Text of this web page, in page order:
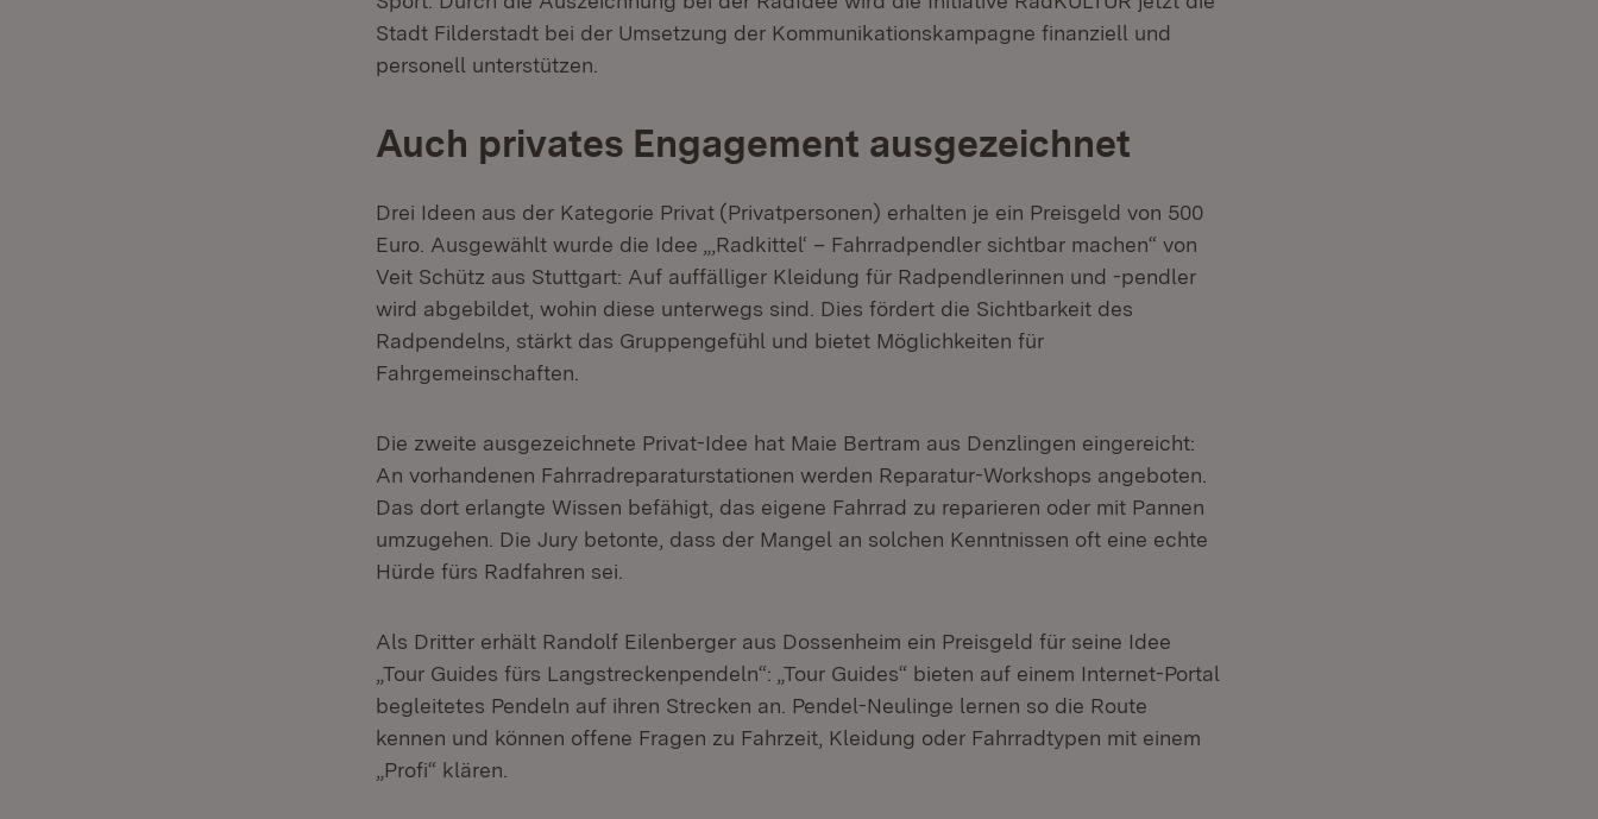
Stadt Filderstadt bei der Umsetzung der Kommunikationskampagne finanziell und
personell unterstützen.
Auch privates Engagement ausgezeichnet
Drei Ideen aus der Kategorie Privat (Privatpersonen) erhalten je ein Preisgeld von 500
Euro. Ausgewählt wurde die Idee „‚Radkittel‘ – Fahrradpendler sichtbar machen“ von
Veit Schütz aus Stuttgart: Auf auffälliger Kleidung für Radpendlerinnen und -pendler
wird abgebildet, wohin diese unterwegs sind. Dies fördert die Sichtbarkeit des
Radpendelns, stärkt das Gruppengefühl und bietet Möglichkeiten für
Fahrgemeinschaften.
Die zweite ausgezeichnete Privat-Idee hat Maie Bertram aus Denzlingen eingereicht:
An vorhandenen Fahrradreparaturstationen werden Reparatur-Workshops angeboten.
Das dort erlangte Wissen befähigt, das eigene Fahrrad zu reparieren oder mit Pannen
umzugehen. Die Jury betonte, dass der Mangel an solchen Kenntnissen oft eine echte
Hürde fürs Radfahren sei.
Als Dritter erhält Randolf Eilenberger aus Dossenheim ein Preisgeld für seine Idee
„Tour Guides fürs Langstreckenpendeln“: „Tour Guides“ bieten auf einem Internet-Portal
begleitetes Pendeln auf ihren Strecken an. Pendel-Neulinge lernen so die Route
kennen und können offene Fragen zu Fahrzeit, Kleidung oder Fahrradtypen mit einem
„Profi“ klären.